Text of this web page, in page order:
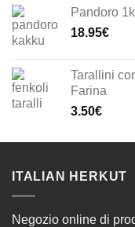
Pandoro
18.95€
Tarallini
Farina
3.50€
ITALIAN HERKUT
Negozio online di